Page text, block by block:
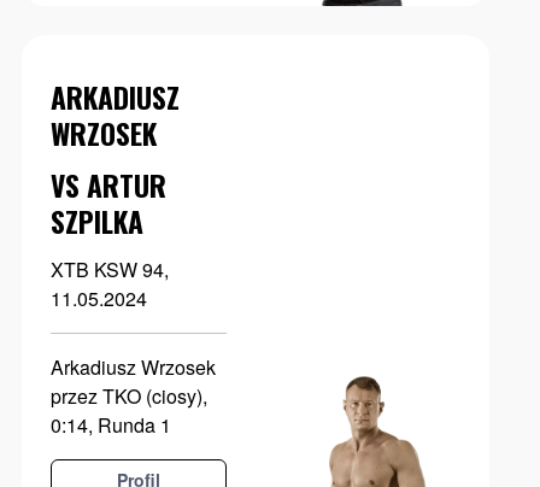
ARKADIUSZ
WRZOSEK
VS ARTUR
SZPILKA
XTB KSW 94,
11.05.2024
Arkadiusz Wrzosek
przez TKO (ciosy),
0:14, Runda 1
Profil